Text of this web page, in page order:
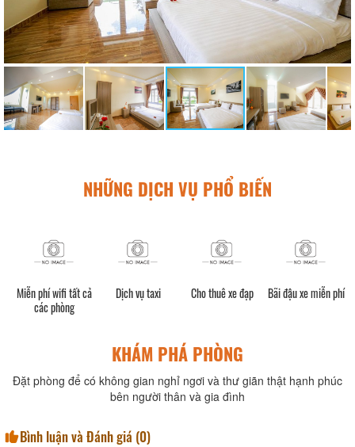
NHỮNG DỊCH VỤ PHỔ BIẾN
Miễn phí wifi tất cả
các phòng
Dịch vụ taxi Cho thuê xe đạp Bãi đậu xe miễn phí
KHÁM PHÁ PHÒNG
Đặt phòng để có không gian nghỉ ngơi và thư giãn thật hạnh phúc
bên người thân và gia đình
Bình luận và Đánh giá (0)